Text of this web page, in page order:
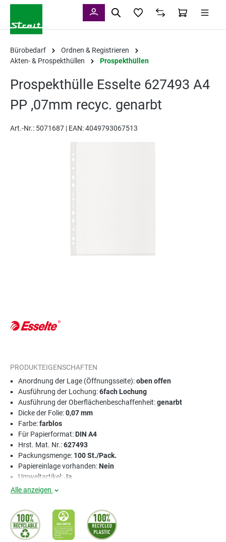
Bürobedarf
Ordnen & Registrieren
Akten- & Prospekthüllen
Prospekthüllen
Prospekthülle Esselte 627493 A4
PP ,07mm recyc. genarbt
Art.-Nr.: 5071687 | EAN: 4049793067513
Bildergalerie überspringen
PRODUKTEIGENSCHAFTEN
Anordnung der Lage (Öffnungsseite):oben offen
Ausführung der Lochung:6fach Lochung
Ausführung der Oberflächenbeschaffenheit:genarbt
Dicke der Folie:0,07 mm
Farbe:farblos
Für Papierformat:DIN A4
Hrst. Mat. Nr.:627493
Packungsmenge: 100 St./Pack.
Papiereinlage vorhanden:Nein
Umweltartikel:Ja
Alle anzeigen